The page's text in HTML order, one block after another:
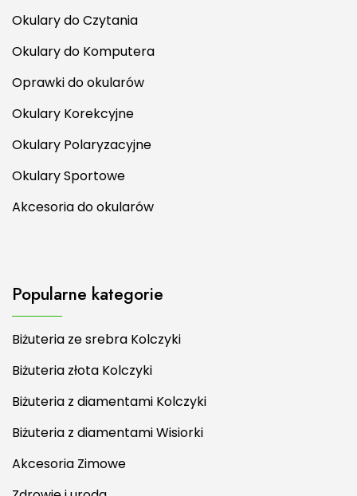
Okulary do Czytania
Okulary do Komputera
Oprawki do okularów
Okulary Korekcyjne
Okulary Polaryzacyjne
Okulary Sportowe
Akcesoria do okularów
Popularne kategorie
Biżuteria ze srebra Kolczyki
Biżuteria złota Kolczyki
Biżuteria z diamentami Kolczyki
Biżuteria z diamentami Wisiorki
Akcesoria Zimowe